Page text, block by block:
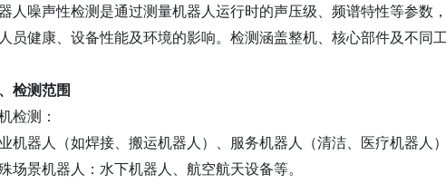
人噪声性检测是通过测量机器人运行时的声压级、频谱特性等参
员健康、设备性能及环境的影响‌。检测涵盖整机、核心部件及不同
检测范围‌
检测‌：
机器人（如焊接、搬运机器人）、服务机器人（清洁、医疗机器人）
场景机器人：水下机器人、航空航天设备等‌。